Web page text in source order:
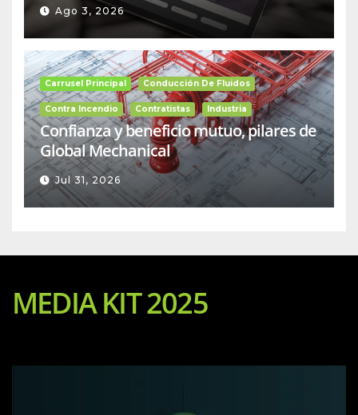
Ago 3, 2026
Carrusel Principal Conducción De Fluidos
Contra Incendio Contratistas Industria
Confianza y beneficio mutuo, pilares de
Global Mechanical
Jul 31, 2026
MEDIA KIT 2025